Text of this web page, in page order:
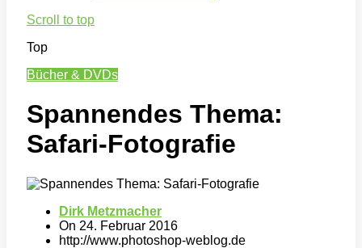
Scroll to top
Top
Bücher & DVDs
Spannendes Thema:
Safari-Fotografie
Dirk Metzmacher
On 24. Februar 2016
http://www.photoshop-weblog.de